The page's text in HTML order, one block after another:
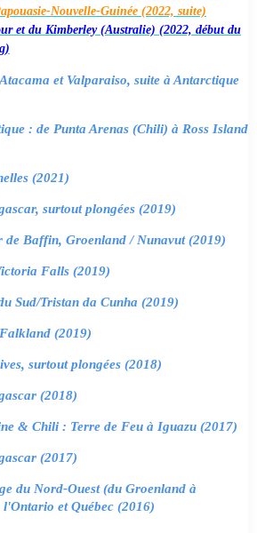
Nouvelle-Guinée (2022, suite)
et du Kimberley (Australie) (2022, début du
et Valparaiso, suite à Antarctique
: de Punta Arenas (Chili) à Ross Island
(2021)
surtout plongées (2019)
de Baffin, Groenland / Nunavut (2019)
Falls (2019)
Sud/Tristan da Cunha (2019)
(2019)
surtout plongées (2018)
(2018)
& Chili : Terre de Feu à Iguazu (2017)
(2017)
du Nord-Ouest (du Groenland à
et Québec (2016)